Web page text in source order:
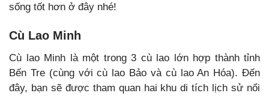
sống tốt hơn ở đây nhé!
Cù Lao Minh
Cù lao Minh là một trong 3 cù lao lớn hợp thành tỉnh
Bến Tre (cùng với cù lao Bảo và cù lao An Hóa). Đến
đây, bạn sẽ được tham quan hai khu di tích lịch sử nổi